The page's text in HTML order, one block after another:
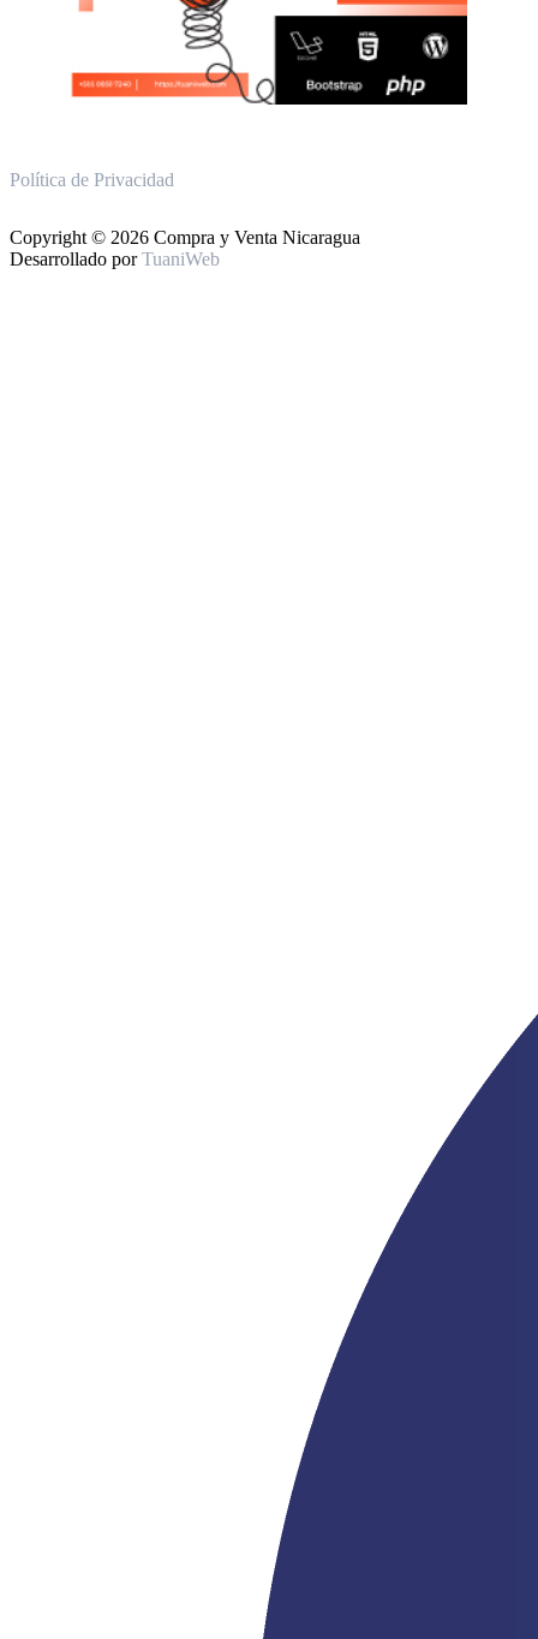
Política de Privacidad
Copyright © 2026 Compra y Venta Nicaragua
Desarrollado porTuaniWeb